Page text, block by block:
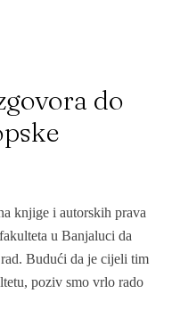
do
knjige i autorskih prava
u Banjaluci da
Budući da je cijeli tim
poziv smo vrlo rado